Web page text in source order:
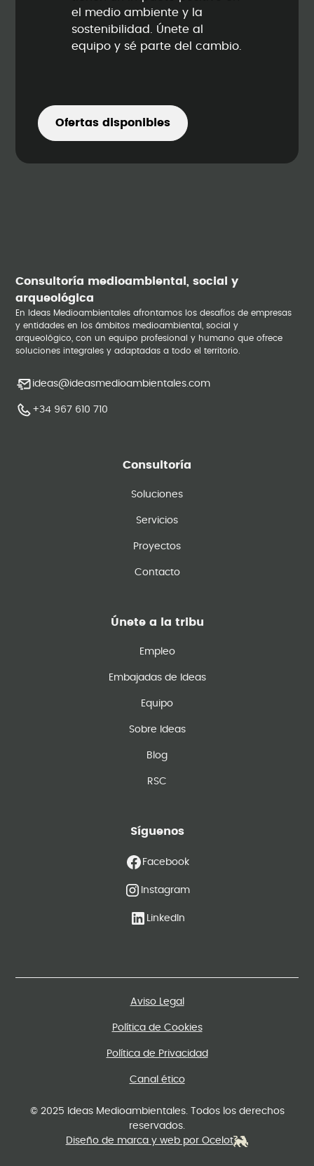
el medio ambiente y la
sostenibilidad. Únete al
equipo y sé parte del cambio.
Ofertas disponibles
Consultoría medioambiental, social y
arqueológica
En Ideas Medioambientales afrontamos los desafíos de empresas
y entidades en los ámbitos medioambiental, social y
arqueológico, con un equipo profesional y humano que ofrece
soluciones integrales y adaptadas a todo el territorio.
ideas@ideasmedioambientales.com
+34 967 610 710
Consultoría
Soluciones
Servicios
Proyectos
Contacto
Únete a la tribu
Empleo
Embajadas de Ideas
Equipo
Sobre Ideas
Blog
RSC
Síguenos
Facebook
Instagram
LinkedIn
© 2025 Ideas Medioambientales. Todos los derechos
reservados.
Diseño de marca y web por Ocelot
Aviso Legal
Política de Cookies
Política de Privacidad
Canal ético